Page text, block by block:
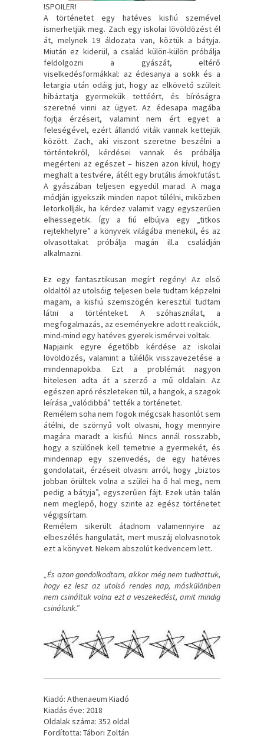
!SPOILER!
A történetet egy hatéves kisfiú szemével
ismerhetjük meg. Zach egy iskolai lövöldözést él
át, melynek 19 áldozata van, köztük a bátyja.
Miután ez kiderül, a család külön-külön próbálja
feldolgozni a gyászát, eltérő
viselkedésformákkal: az édesanya a sokk és a
letargia után odáig jut, hogy az elkövető szüleit
hibáztatja gyermekük tettéért, és bíróságra
szeretné vinni az ügyet. Az édesapa magába
fojtja érzéseit, valamint nem ért egyet a
feleségével, ezért állandó viták vannak kettejük
között. Zach, aki viszont szeretne beszélni a
történtekről, kérdései vannak és próbálja
megérteni az egészet – hiszen azon kívül, hogy
meghalt a testvére, átélt egy brutális ámokfutást.
A gyászában teljesen egyedül marad. A maga
módján igyekszik minden napot túlélni, miközben
letorkollják, ha kérdez valamit vagy egyszerűen
elhessegetik. Így a fiú elbújva egy „titkos
rejtekhelyre” a könyvek világába menekül, és az
olvasottakat próbálja magán ill.a családján
alkalmazni.
Ez egy fantasztikusan megírt regény! Az első
oldaltól az utolsóig teljesen bele tudtam képzelni
magam, a kisfiú szemszögén keresztül tudtam
látni a történteket. A szóhasználat, a
megfogalmazás, az eseményekre adott reakciók,
mind-mind egy hatéves gyerek ismérvei voltak.
Napjaink egyre égetőbb kérdése az iskolai
lövöldözés, valamint a túlélők visszavezetése a
mindennapokba. Ezt a problémát nagyon
hitelesen adta át a szerző a mű oldalain. Az
egészen apró részleteken túl, a hangok, a szagok
leírása „valódibbá” tették a történetet.
Remélem soha nem fogok mégcsak hasonlót sem
átélni, de szörnyű volt olvasni, hogy mennyire
magára maradt a kisfiú. Nincs annál rosszabb,
hogy a szülőnek kell temetnie a gyermekét, és
mindennap egy szenvedés, de egy hatéves
gondolatait, érzéseit olvasni arról, hogy „biztos
jobban örültek volna a szülei ha ő hal meg, nem
pedig a bátyja”, egyszerűen fájt. Ezek után talán
nem meglepő, hogy szinte az egész történetet
végigsírtam.
Remélem sikerült átadnom valamennyire az
elbeszélés hangulatát, mert muszáj elolvasnotok
ezt a könyvet. Nekem abszolút kedvencem lett.
„És azon gondolkodtam, akkor még nem tudhattuk,
hogy ez lesz az utolsó rendes nap, máskülönben
nem csináltuk volna ezt a veszekedést, amit mindig
csinálunk.”
Kiadó: Athenaeum Kiadó
Kiadás éve: 2018
Oldalak száma: 352 oldal
Fordította: Tábori Zoltán